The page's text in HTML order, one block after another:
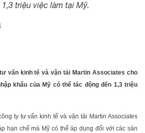
triệu việc làm tại Mỹ.
vấn kinh tế và vận tải Martin Associates cho
khẩu của Mỹ có thể tác động đến 1,3 triệu
ty tư vấn kinh tế và vận tải Martin Associates
hạn chế mà Mỹ có thể áp dụng đối với các sản